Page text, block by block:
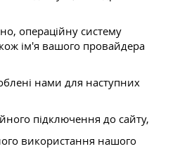
операційну систему
ім'я вашого провайдера
нами для наступних
підключення до сайту,
використання нашого